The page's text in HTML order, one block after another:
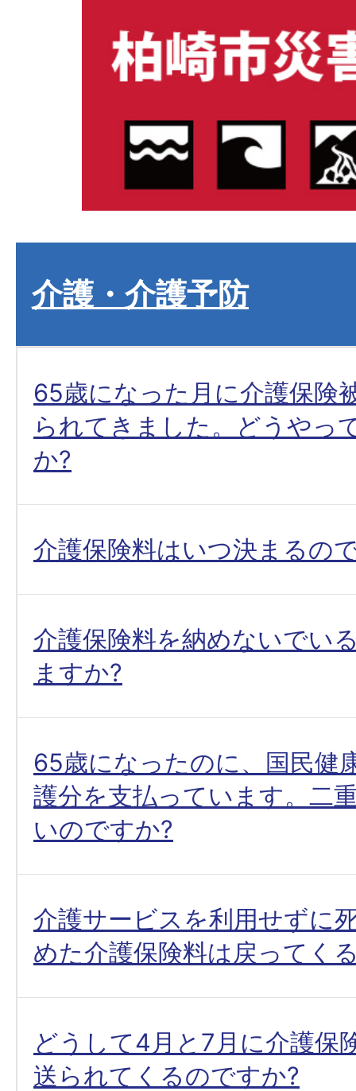
介護・介護予防
65歳になった月に介護保険
られてきました。どうやっ
か?
介護保険料はいつ決まるの
介護保険料を納めないでい
ますか?
65歳になったのに、国民健
護分を支払っています。二
いのですか?
介護サービスを利用せずに
めた介護保険料は戻ってく
どうして4月と7月に介護保
送られてくるのですか?